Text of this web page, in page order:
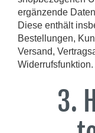
ergänzende
Diese enthält
Bestellungen,
Versand,
Widerrufsfunktion.
3.